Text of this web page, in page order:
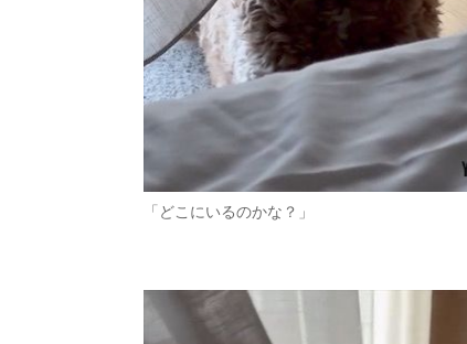
「どこにいるのかな？」